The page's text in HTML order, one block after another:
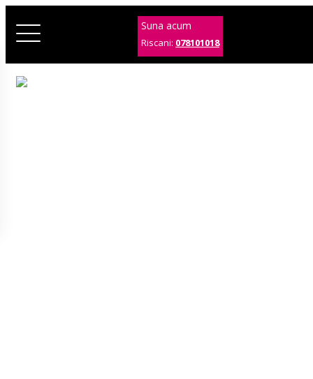
Suna acum
Riscani: 078101018